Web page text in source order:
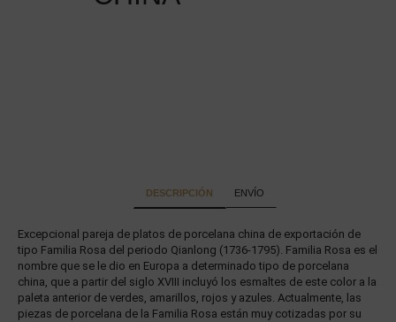
DESCRIPCIÓN ENVÍO
Excepcional pareja de platos de porcelana china de exportación de
tipo Familia Rosa del periodo Qianlong (1736-1795). Familia Rosa es el
nombre que se le dio en Europa a determinado tipo de porcelana
china, que a partir del siglo XVIII incluyó los esmaltes de este color a la
paleta anterior de verdes, amarillos, rojos y azules. Actualmente, las
piezas de porcelana de la Familia Rosa están muy cotizadas por su